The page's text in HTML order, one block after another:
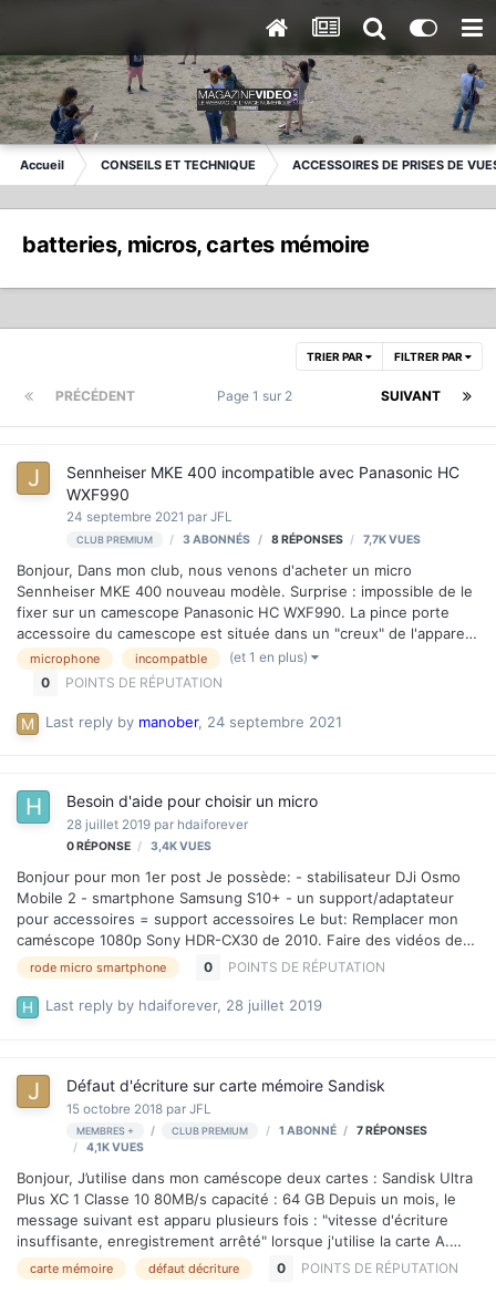
Accueil CONSEILS ET TECHNIQUE ACCESSOIRES DE PRISES DE
batteries, micros, cartes mémoire
TRIER PAR FILTRER PAR
PRÉCÉDENT SUIVANT
Page 1 sur 2
Sennheiser MKE 400 incompatible avec Panasonic HC
WXF990
24 septembre 2021 par JFL
CLUB PREMIUM 3 ABONNÉS 8RÉPONSES 7,7KVUES
Bonjour, Dans mon club, nous venons d'acheter un micro
Sennheiser MKE 400 nouveau modèle. Surprise : impossible de le
fixer sur un camescope Panasonic HC WXF990. La pince porte
accessoire du camescope est située dans un "creux" de l'appareil,
l'avant du micro bute sur l'enveloppe du camescope. Une solution
? Merci
Last reply by manober, 24 septembre 2021
microphone incompatble
(et 1 en plus)
0
POINTS DE RÉPUTATION
Besoin d'aide pour choisir un micro
28 juillet 2019 par hdaiforever
0RÉPONSE 3,4KVUES
Bonjour pour mon 1er post Je possède: - stabilisateur DJi Osmo
Mobile 2 - smartphone Samsung S10+ - un support/adaptateur
pour accessoires = support accessoires Le but: Remplacer mon
caméscope 1080p Sony HDR-CX30 de 2010. Faire des vidéos de
familles, surtout en extérieur (vacances, loisirs, ...). Trouver un
micro externe pour brancher sur mon Galaxy S10+ car celui
d'origine n'est pas terrible. Mes questions: J'ai vu sur leboncoin
un Rode Stereo VideoMic Pro Rode Stereo VideoMic Pro Il faut
Last reply by hdaiforever, 28 juillet 2019
rode micro smartphone 0 POINTS DE RÉPUTATION
Défaut d'écriture sur carte mémoire Sandisk
15 octobre 2018 par JFL
MEMBRES + CLUB PREMIUM 1 ABONNÉ 7RÉPONSES
4,1KVUES
Bonjour, J’utilise dans mon caméscope deux cartes : Sandisk Ultra
Plus XC 1 Classe 10 80MB/s capacité : 64 GB Depuis un mois, le
message suivant est apparu plusieurs fois : "vitesse d'écriture
insuffisante, enregistrement arrêté" lorsque j'utilise la carte A.
Mon caméscope enregistre à 24 MB/s Carte mal adaptée, usure
(je l'ai effacée environ 5 fois), défaut de fabrication... ? Bref est-
carte mémoire défaut décriture 0 POINTS DE RÉPUTATION